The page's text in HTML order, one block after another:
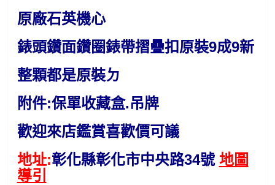
原廠石英機心
錶頭鑽面鑽圈錶帶摺疊扣原裝9成9新
整顆都是原裝ㄉ
附件:保單收藏盒.吊牌
歡迎來店鑑賞喜歡價可議
地址:彰化縣彰化市中央路34號 地圖
導引